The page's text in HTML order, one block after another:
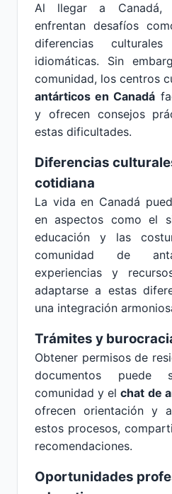
Al llegar a Canadá,
enfrentan desafíos
diferencias
idiomáticas. Sin
comunidad, los centros
antárticos en Canadá
y ofrecen consejos
estas dificultades.
Diferencias
cotidiana
La vida en Canadá
en aspectos como el
educación y las
comunidad de
experiencias y
adaptarse a estas
una integración
Trámites y
Obtener permisos de
documentos puede
comunidad y elchat de
ofrecen orientación y
estos procesos,
recomendaciones.
Oportunidades